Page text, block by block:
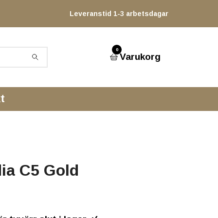
Leveranstid 1-3 arbetsdagar
0
Varukorg
C5 Gold